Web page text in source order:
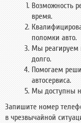
Возможность
время.
поломки авто.
Мы реагируем
долго.
Помогаем
автосервиса.
Мы доступны
Запишите номер
в чрезвычайной